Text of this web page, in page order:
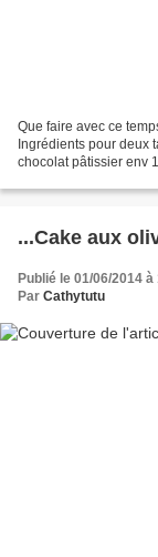
Que faire avec ce
Ingrédients pour deux
chocolat pâtissier env
...Cake aux
Publié le 01/06/2014 à
Par Cathytutu